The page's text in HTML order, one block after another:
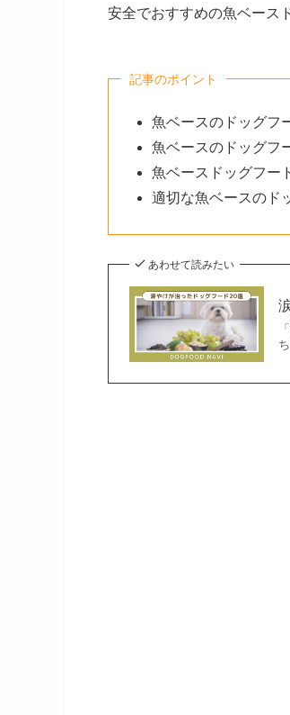
安全でおすすめの魚ベース
記事のポイント
魚ベースのドッグフ
魚ベースのドッグフ
魚ベースドッグフー
適切な魚ベースのド
あわせて読みたい